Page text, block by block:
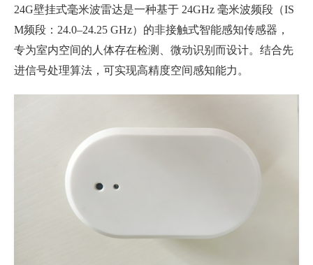
24G壁挂式毫米波雷达是一种基于 24GHz 毫米波频段（IS
M频段：24.0–24.25 GHz）的非接触式智能感知传感器，
专为室内空间的人体存在检测、微动识别而设计。结合先
进信号处理算法，可实现高精度空间感知能力。